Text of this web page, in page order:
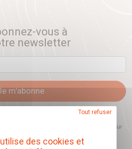
vous à
newsletter
m'abonne
newsletters soit mesurée, afin de mieux
à tout moment et reste sans incidence sur
des cookies et
Tout refuser